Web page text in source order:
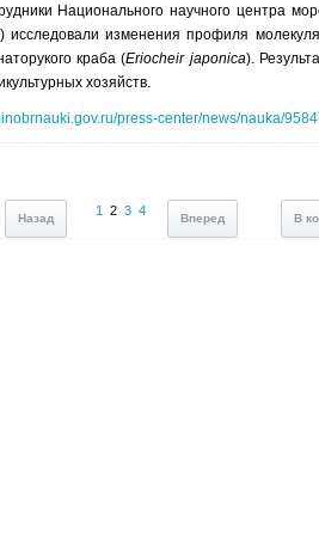
Национального научного центра
исследовали изменения профиля
краба (Eriocheir japonica).
хозяйств.
press-center/news/nauka/
Назад
1 2 3 4
Вперед В